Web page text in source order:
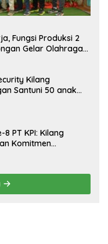
Fungsi Produksi 2
Gelar Olahraga
Kilang
Santuni 50 anak
PT KPI: Kilang
Komitmen